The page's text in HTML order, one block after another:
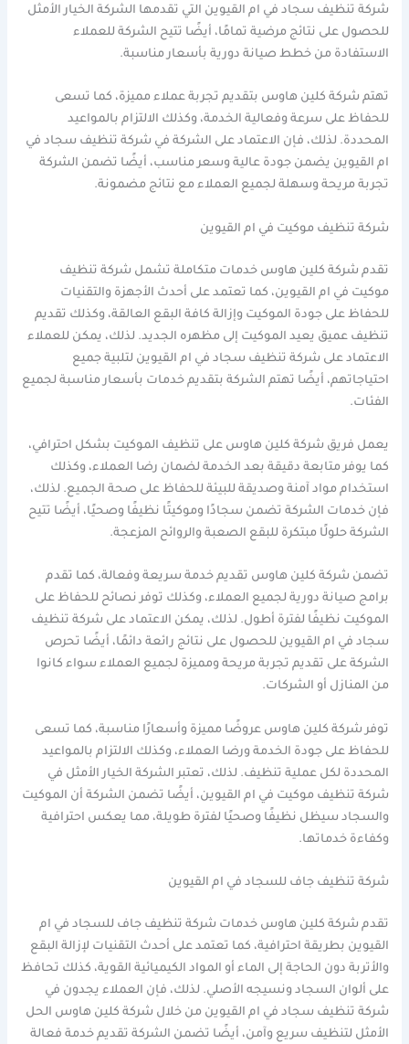
شركة تنظيف سجاد في ام القيوين التي تقدمها الشركة الخيار الأمثل
للحصول على نتائج مرضية تمامًا، أيضًا تتيح الشركة للعملاء
الاستفادة من خطط صيانة دورية بأسعار مناسبة.
تهتم شركة كلين هاوس بتقديم تجربة عملاء مميزة، كما تسعى
للحفاظ على سرعة وفعالية الخدمة، وكذلك الالتزام بالمواعيد
المحددة. لذلك، فإن الاعتماد على الشركة في شركة تنظيف سجاد في
ام القيوين يضمن جودة عالية وسعر مناسب، أيضًا تضمن الشركة
تجربة مريحة وسهلة لجميع العملاء مع نتائج مضمونة.
شركة تنظيف موكيت في ام القيوين
تقدم شركة كلين هاوس خدمات متكاملة تشمل شركة تنظيف
موكيت في ام القيوين، كما تعتمد على أحدث الأجهزة والتقنيات
للحفاظ على جودة الموكيت وإزالة كافة البقع العالقة، وكذلك تقديم
تنظيف عميق يعيد الموكيت إلى مظهره الجديد. لذلك، يمكن للعملاء
الاعتماد على شركة تنظيف سجاد في ام القيوين لتلبية جميع
احتياجاتهم، أيضًا تهتم الشركة بتقديم خدمات بأسعار مناسبة لجميع
الفئات.
يعمل فريق شركة كلين هاوس على تنظيف الموكيت بشكل احترافي،
كما يوفر متابعة دقيقة بعد الخدمة لضمان رضا العملاء، وكذلك
استخدام مواد آمنة وصديقة للبيئة للحفاظ على صحة الجميع. لذلك،
فإن خدمات الشركة تضمن سجادًا وموكيتًا نظيفًا وصحيًا، أيضًا تتيح
الشركة حلولًا مبتكرة للبقع الصعبة والروائح المزعجة.
تضمن شركة كلين هاوس تقديم خدمة سريعة وفعالة، كما تقدم
برامج صيانة دورية لجميع العملاء، وكذلك توفر نصائح للحفاظ على
الموكيت نظيفًا لفترة أطول. لذلك، يمكن الاعتماد على شركة تنظيف
سجاد في ام القيوين للحصول على نتائج رائعة دائمًا، أيضًا تحرص
الشركة على تقديم تجربة مريحة ومميزة لجميع العملاء سواء كانوا
من المنازل أو الشركات.
توفر شركة كلين هاوس عروضًا مميزة وأسعارًا مناسبة، كما تسعى
للحفاظ على جودة الخدمة ورضا العملاء، وكذلك الالتزام بالمواعيد
المحددة لكل عملية تنظيف. لذلك، تعتبر الشركة الخيار الأمثل في
شركة تنظيف موكيت في ام القيوين، أيضًا تضمن الشركة أن الموكيت
والسجاد سيظل نظيفًا وصحيًا لفترة طويلة، مما يعكس احترافية
وكفاءة خدماتها.
شركة تنظيف جاف للسجاد في ام القيوين
تقدم شركة كلين هاوس خدمات شركة تنظيف جاف للسجاد في ام
القيوين بطريقة احترافية، كما تعتمد على أحدث التقنيات لإزالة البقع
والأتربة دون الحاجة إلى الماء أو المواد الكيميائية القوية، كذلك تحافظ
على ألوان السجاد ونسيجه الأصلي. لذلك، فإن العملاء يجدون في
شركة تنظيف سجاد في ام القيوين من خلال شركة كلين هاوس الحل
الأمثل لتنظيف سريع وآمن، أيضًا تضمن الشركة تقديم خدمة فعالة